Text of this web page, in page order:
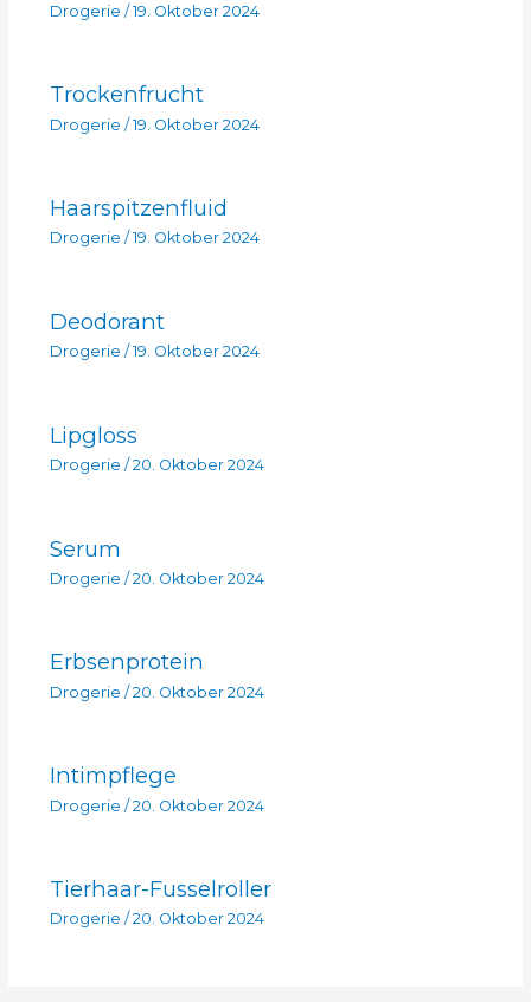
Drogerie / 19. Oktober 2024
Trockenfrucht
Drogerie /19. Oktober 2024
Haarspitzenfluid
Drogerie / 19. Oktober 2024
Deodorant
Drogerie / 19. Oktober 2024
Lipgloss
Drogerie / 20. Oktober 2024
Serum
Drogerie / 20. Oktober 2024
Erbsenprotein
Drogerie /20. Oktober 2024
Intimpflege
Drogerie /20. Oktober 2024
Tierhaar-Fusselroller
Drogerie / 20. Oktober 2024